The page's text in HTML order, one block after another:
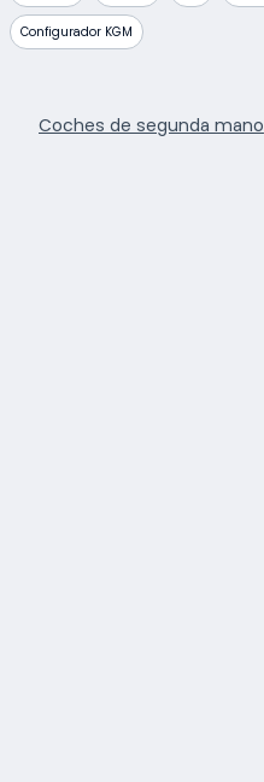
Configurador KGM
Coches de segunda mano